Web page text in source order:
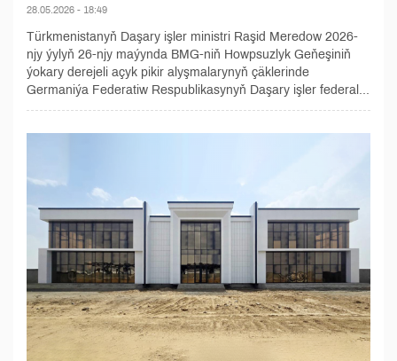
28.05.2026 - 18:49
Türkmenistanyň Daşary işler ministri Raşid Meredow 2026-
njy ýylyň 26-njy maýynda BMG-niň Howpsuzlyk Geňeşiniň
ýokary derejeli açyk pikir alyşmalarynyň çäklerinde
Germaniýa Federatiw Respublikasynyň Daşary işler federal...